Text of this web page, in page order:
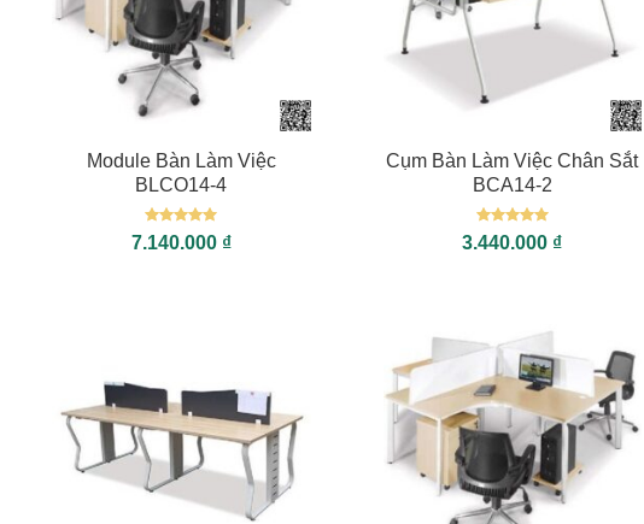
Module Bàn Làm Việc
BLCO14-4
Được xếp
hạng55
7.140.000 ₫
Cụm Bàn Làm Việc Chân Sắt
BCA14-2
Được xếp
hạng55
3.440.000 ₫